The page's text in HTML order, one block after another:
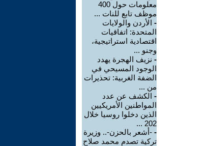
معلومات حول 400
موظف تابع للنات ...
- الأردن والولايات
المتحدة: اتفاقيات
اقتصادية استراتيجية،
وجنو ...
- نزيف الهجرة يهدد
الوجود المسيحي في
الضفة الغربية: تحذيرات
من ...
- الكشف عن عدد
المواطنين الأمريكيين
الذين دخلوا روسيا خلال
202 ...
- -أشعر بالحزن-.. وزيرة
تركية تصدم محمد صلاح